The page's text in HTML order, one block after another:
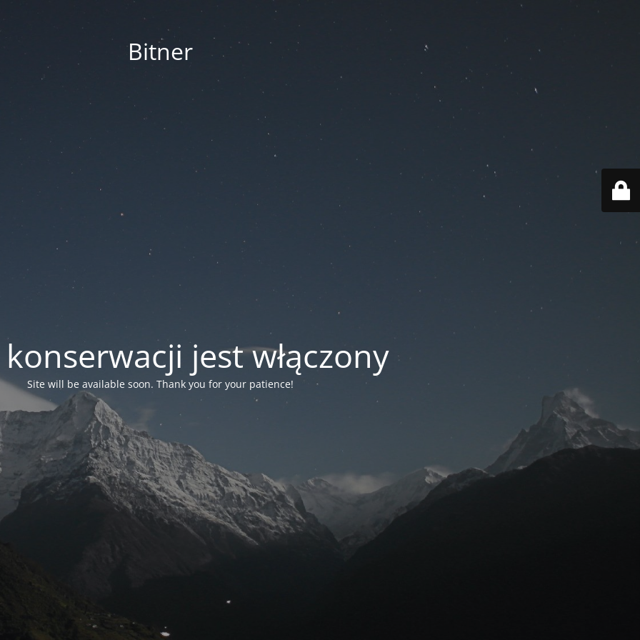
Bitner
jest włączony
Site will be available soon. Thank you for your patience!